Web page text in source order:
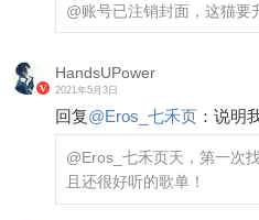
@账号已注销封面，这猫要
HandsUPower
2021年5月3日
回复@Eros_七禾页 ： 说明
@Eros_七禾页天，第一次
且还很好听的歌单！